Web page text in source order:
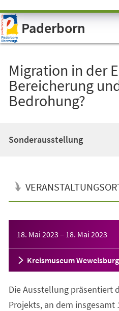
Visuelle
Assistenzsoftware
öffnen.Paderborn
Migration in der
Bereicherung
Bedrohung?
Sonderausstellung
18. Mai 2023 – 18. Mai 2023
Kreismuseum Wewelsburg
Die Ausstellung präsentiert
Projekts, an dem insgesamt